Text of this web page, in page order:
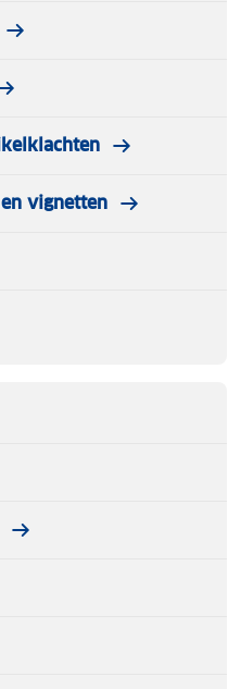
vignetten